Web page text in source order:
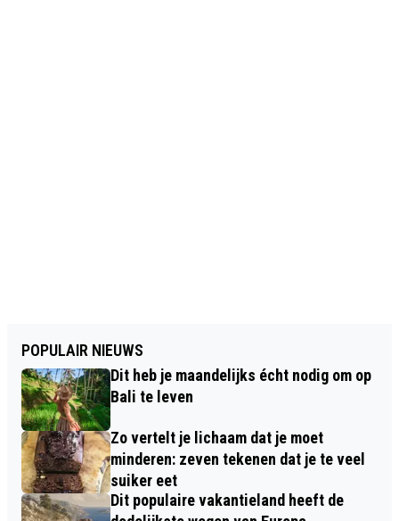
POPULAIR NIEUWS
Dit heb je maandelijks écht nodig om op
Bali te leven
Zo vertelt je lichaam dat je moet
minderen: zeven tekenen dat je te veel
suiker eet
Dit populaire vakantieland heeft de